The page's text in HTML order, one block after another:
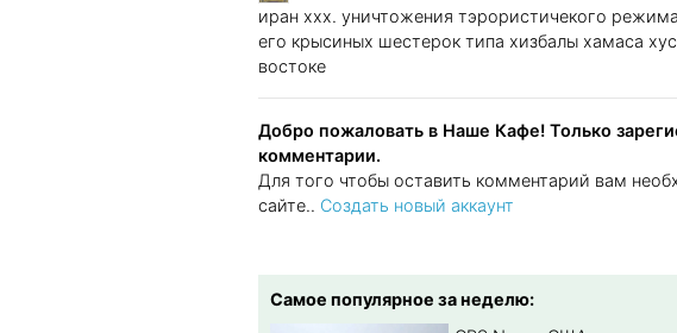
иран xxx. уничтожения тэрористичекого
его крысиных шестерок типа хизбалы хамаса
востоке
Добро пожаловать в Наше Кафе! Только
комментарии.
Для того чтобы оставить комментарий вам
сайте.. Создать новый аккаунт
Самое популярное за неделю: